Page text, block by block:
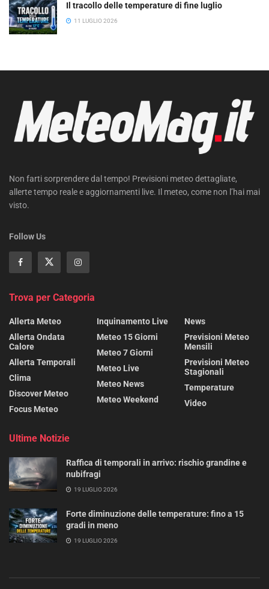
Il tracollo delle temperature di fine luglio
11 LUGLIO 2026
Non farti sorprendere dal tempo! Previsioni meteo dettagliate,
allerte tempo reale e aggiornamenti live. Il meteo, come non l’hai mai
visto.
Follow Us
Trova per Categoria
Allerta Meteo
Allerta Ondata
Calore
Allerta Temporali
Clima
Discover Meteo
Focus Meteo
Inquinamento Live
Meteo 15 Giorni
Meteo 7 Giorni
Meteo Live
Meteo News
Meteo Weekend
News
Previsioni Meteo
Mensili
Previsioni Meteo
Stagionali
Temperature
Video
Ultime Notizie
Raffica di temporali in arrivo: rischio grandine e
nubifragi
19 LUGLIO 2026
Forte diminuzione delle temperature: fino a 15
gradi in meno
19 LUGLIO 2026